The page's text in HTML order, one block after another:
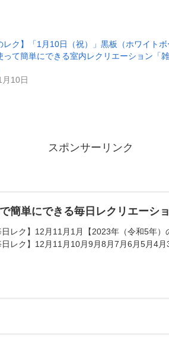
レク】「1月10日（祝）」黒板（ホワイトボ
って簡単にできる室内レクリエーション「
10日
スポンサーリンク
簡単にできる毎日レクリエーシ
日レク】12月11月1月【2023年（令和5年
日レク】12月11月10月9月8月7月6月5月4